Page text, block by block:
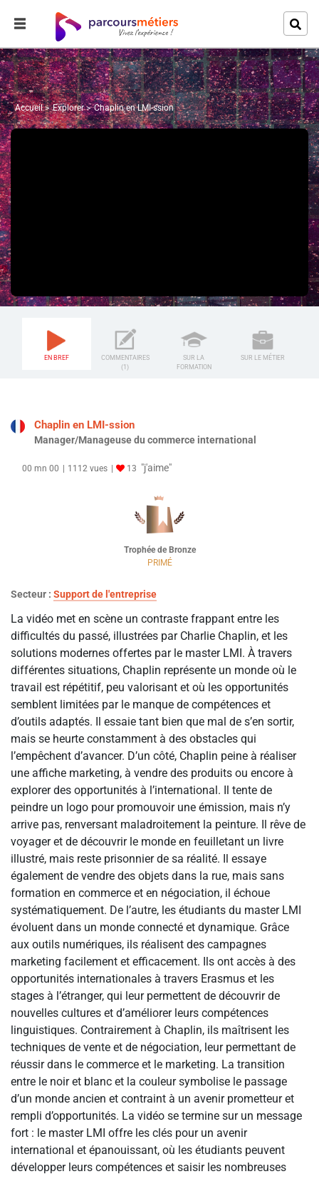
Accueil Explorer Chaplin en LMI-ssion
EN BREF
COMMENTAIRES
(1)
SUR LA
FORMATION
SUR LE MÉTIER
Chaplin en LMI-ssion
Manager/Manageuse du commerce international
00 mn 00 1112 vues 13 "j'aime"
Trophée de Bronze
PRIMÉ
Secteur : Support de l'entreprise
La vidéo met en scène un contraste frappant entre les
difficultés du passé, illustrées par Charlie Chaplin, et les
solutions modernes offertes par le master LMI. À travers
différentes situations, Chaplin représente un monde où le
travail est répétitif, peu valorisant et où les opportunités
semblent limitées par le manque de compétences et
d’outils adaptés. Il essaie tant bien que mal de s’en sortir,
mais se heurte constamment à des obstacles qui
l’empêchent d’avancer. D’un côté, Chaplin peine à réaliser
une affiche marketing, à vendre des produits ou encore à
explorer des opportunités à l’international. Il tente de
peindre un logo pour promouvoir une émission, mais n’y
arrive pas, renversant maladroitement la peinture. Il rêve de
voyager et de découvrir le monde en feuilletant un livre
illustré, mais reste prisonnier de sa réalité. Il essaye
également de vendre des objets dans la rue, mais sans
formation en commerce et en négociation, il échoue
systématiquement. De l’autre, les étudiants du master LMI
évoluent dans un monde connecté et dynamique. Grâce
aux outils numériques, ils réalisent des campagnes
marketing facilement et efficacement. Ils ont accès à des
opportunités internationales à travers Erasmus et les
stages à l’étranger, qui leur permettent de découvrir de
nouvelles cultures et d’améliorer leurs compétences
linguistiques. Contrairement à Chaplin, ils maîtrisent les
techniques de vente et de négociation, leur permettant de
réussir dans le commerce et le marketing. La transition
entre le noir et blanc et la couleur symbolise le passage
d’un monde ancien et contraint à un avenir prometteur et
rempli d’opportunités. La vidéo se termine sur un message
fort : le master LMI offre les clés pour un avenir
international et épanouissant, où les étudiants peuvent
développer leurs compétences et saisir les nombreuses